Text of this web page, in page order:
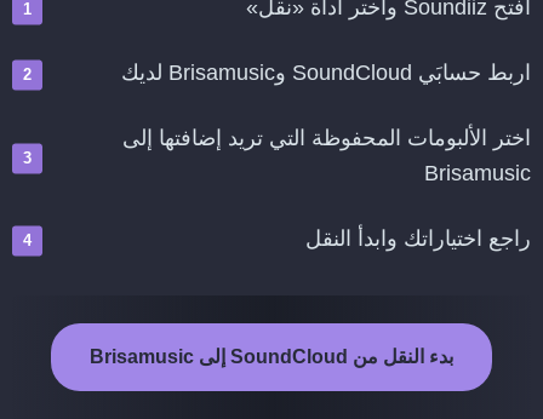
افتح Soundiiz واختر أداة «نقل»
اربط حسابَي SoundCloud وBrisamusic لديك
اختر الألبومات المحفوظة التي تريد إضافتها إلى
Brisamusic
راجع اختياراتك وابدأ النقل
بدء النقل من SoundCloud إلى Brisamusic